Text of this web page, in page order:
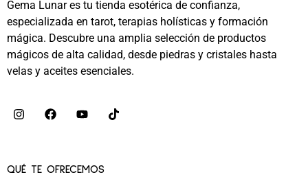
Gema Lunar es tu tienda esotérica de confianza,
especializada en tarot, terapias holísticas y formación
mágica. Descubre una amplia selección de productos
mágicos de alta calidad, desde piedras y cristales hasta
velas y aceites esenciales.
QUÉ TE OFRECEMOS